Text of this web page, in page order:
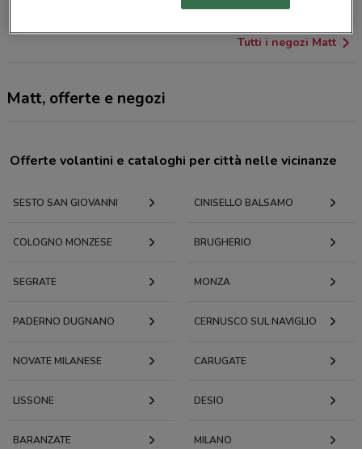
Tutti i negozi Matt
Matt, offerte e negozi
Offerte volantini e cataloghi per città nelle vicinanze
SESTO SAN GIOVANNI CINISELLO BALSAMO
COLOGNO MONZESE BRUGHERIO
SEGRATE MONZA
PADERNO DUGNANO CERNUSCO SUL NAVIGLIO
NOVATE MILANESE CARUGATE
LISSONE DESIO
BARANZATE MILANO